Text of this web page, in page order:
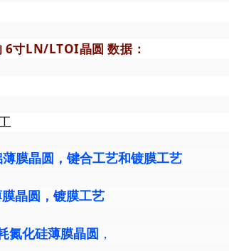
寸LN/LTOI晶圆 数据：
膜晶圆 ，键合工艺和镀膜工艺
晶圆 ，镀膜工艺
氮化硅薄膜晶圆 ，